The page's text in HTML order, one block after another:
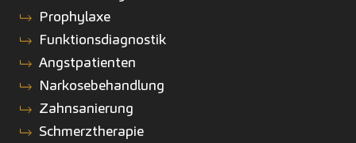
Prophylaxe
Funktionsdiagnostik
Angstpatienten
Narkosebehandlung
Zahnsanierung
Schmerztherapie